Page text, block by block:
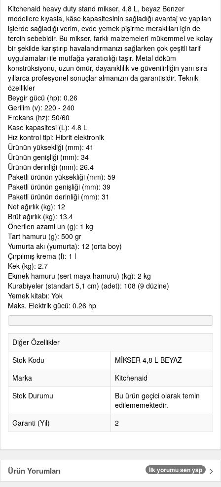
Kitchenaid heavy duty stand mikser, 4,8 L, beyaz Benzer
modellere kıyasla, kâse kapasitesinin sağladığı avantaj ve yapılan
işlerde sağladığı verim, evde yemek pişirme meraklıları için de
tercih sebebidir. Bu mikser, farklı malzemeleri mükemmel ve kolay
bir şekilde karıştırıp havalandırmanızı sağlarken çok çeşitli tarif
uygulamaları ile mutfağa yaratıcılığı taşır. Metal döküm
konstrüksiyonu, uzun ömür, dayanıklılık ve güvenilirliğin yanı sıra
yıllarca profesyonel sonuçlar almanızın da garantisidir. Teknik
özellikler
Beygir gücü (hp): 0.26
Gerilim (v): 220 - 240
Frekans (hz): 50/60
Kase kapasitesi (L): 4.8 L
Hız kontrol tipi: Hibrit elektronik
Ürünün yüksekliği (mm): 41
Ürünün genişliği (mm): 34
Ürünün derinliği (mm): 26.4
Paketli ürünün yüksekliği (mm): 59
Paketli ürünün genişliği (mm): 39
Paketli ürünün derinliği (mm): 31
Net ağırlık (kg): 12
Brüt ağırlık (kg): 13.4
Önerilen azami un (g): 1 kg
Tart hamuru (g): 500 gr
Yumurta akı (yumurta): 12 (orta boy)
Çırpılmış krema (l): 1 l
Kek (kg): 2.7
Ekmek hamuru (sert maya hamuru) (kg): 2 kg
Kurabiyeler (standart 5,1 cm) (adet): 108 (9 düzine)
Yemek kitabı: Yok
Maks. Elektrik gücü: 0.26 hp
Diğer Özellikler
Stok Kodu
MİKSER 4,8 L BEYAZ
Marka
Kitchenaid
Stok Durumu
Bu ürün geçici olarak temin
edilememektedir.
Garanti (Yıl)
2
Ürün Yorumları İlk yorumu sen yap